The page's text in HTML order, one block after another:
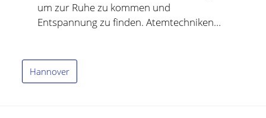
um zur Ruhe zu kommen und
Entspannung zu finden. Atemtechniken…
Hannover